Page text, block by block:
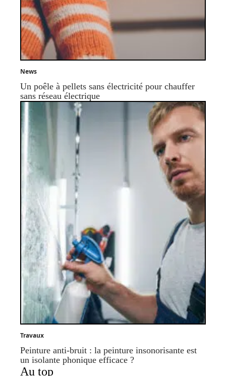
News
Un poêle à pellets sans électricité pour chauffer
sans réseau électrique
Travaux
Peinture anti-bruit : la peinture insonorisante est
un isolante phonique efficace ?
Au top